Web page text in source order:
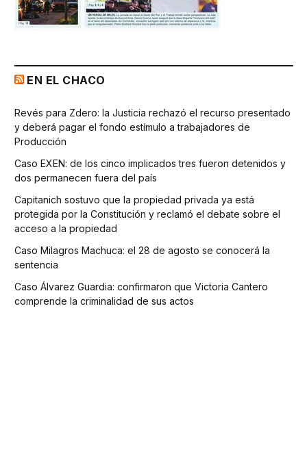
EN EL CHACO
Revés para Zdero: la Justicia rechazó el recurso presentado
y deberá pagar el fondo estímulo a trabajadores de
Producción
Caso EXEN: de los cinco implicados tres fueron detenidos y
dos permanecen fuera del país
Capitanich sostuvo que la propiedad privada ya está
protegida por la Constitución y reclamó el debate sobre el
acceso a la propiedad
Caso Milagros Machuca: el 28 de agosto se conocerá la
sentencia
Caso Álvarez Guardia: confirmaron que Victoria Cantero
comprende la criminalidad de sus actos